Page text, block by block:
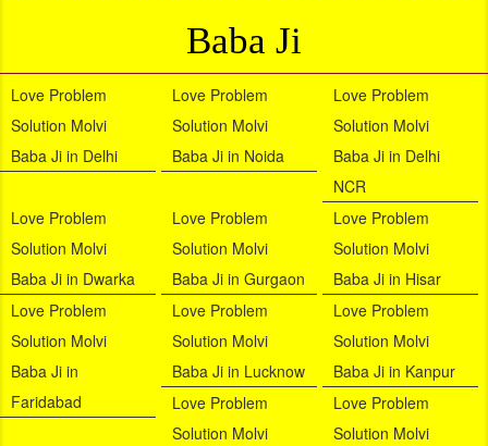
Baba Ji
Love Problem
Solution Molvi
Baba Ji in Delhi
Love Problem
Solution Molvi
Baba Ji in Noida
Love Problem
Solution Molvi
Baba Ji in Delhi
NCR
Love Problem
Solution Molvi
Baba Ji in Dwarka
Love Problem
Solution Molvi
Baba Ji in Gurgaon
Love Problem
Solution Molvi
Baba Ji in Hisar
Love Problem
Solution Molvi
Baba Ji in
Faridabad
Love Problem
Solution Molvi
Baba Ji in Lucknow
Love Problem
Solution Molvi
Baba Ji in Kanpur
Love Problem
Solution Molvi
Love Problem
Solution Molvi